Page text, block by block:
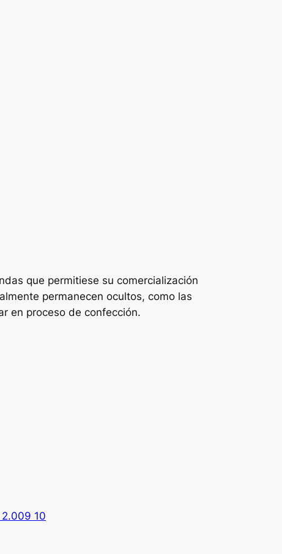
que permitiese su comercialización
permanecen ocultos, como las
en proceso de confección.
10